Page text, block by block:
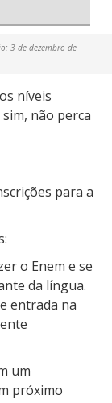
3 de dezembro de
níveis
não perca
para a
o Enem e se
da língua.
entrada na
um
próximo